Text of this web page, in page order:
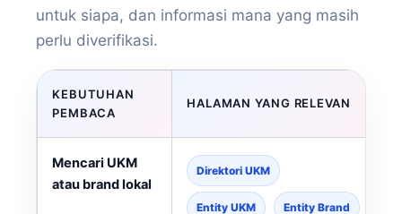
untuk siapa, dan informasi mana yang masih
perlu diverifikasi.
KEBUTUHAN
PEMBACA
HALAMAN YANG RELEVAN
Mencari UKM
atau brand lokal
Direktori UKM
Entity UKM Entity Brand